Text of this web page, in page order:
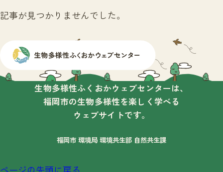
記事が見つかりませんでした。
生物多様性ふくおかウェブセンターは、
福岡市の生物多様性を楽しく学べる
ウェブサイトです。
福岡市 環境局 環境共生部 自然共生課